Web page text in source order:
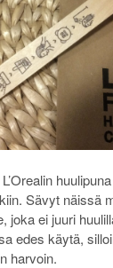
Sävyt näissä
joka ei juuri
edes käytä,
harvoin.